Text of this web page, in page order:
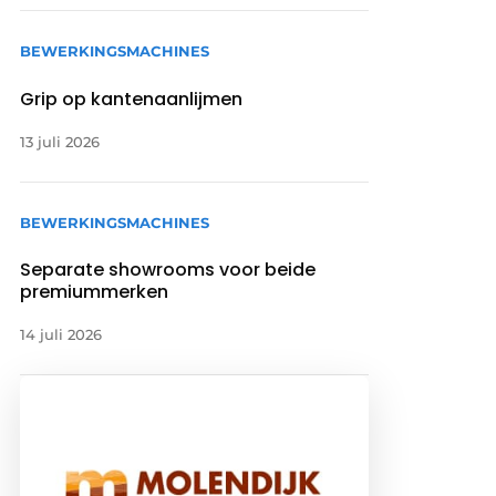
BEWERKINGSMACHINES
Grip op kantenaanlijmen
13 juli 2026
BEWERKINGSMACHINES
Separate showrooms voor beide
premiummerken
14 juli 2026